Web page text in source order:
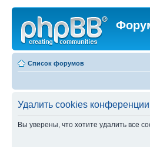
Список форумов
Удалить cookies конференции
Вы уверены, что хотите удалить все